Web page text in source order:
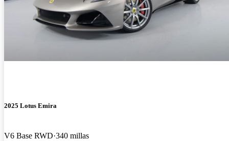
2025 Lotus Emira
V6 Base RWD 340 millas